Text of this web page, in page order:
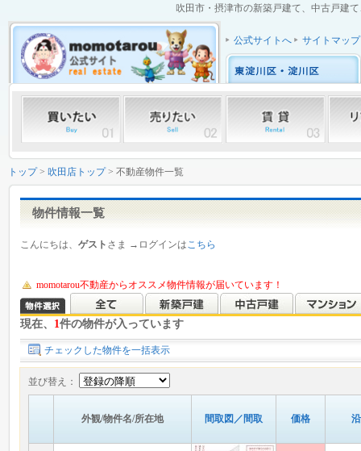
吹田市・摂津市の新築戸建て、中古戸建
公式サイトへ サイトマップ
トップ> 吹田店トップ> 不動産物件一覧
物件情報一覧
こんにちは、 ゲスト さま →ログインはこちら
momotarou不動産からオススメ物件情報が届いています！
現在、 1件の物件が入っています
チェックした物件を一括表示
並び替え：
外観/物件名/所在地 間取図／間取 価格